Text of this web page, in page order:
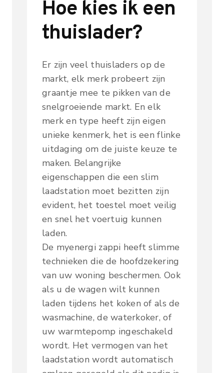
Hoe kies ik een
thuislader?
Er zijn veel thuisladers op de
markt, elk merk probeert zijn
graantje mee te pikken van de
snelgroeiende markt. En elk
merk en type heeft zijn eigen
unieke kenmerk, het is een flinke
uitdaging om de juiste keuze te
maken. Belangrijke
eigenschappen die een slim
laadstation moet bezitten zijn
evident, het toestel moet veilig
en snel het voertuig kunnen
laden.
De myenergi zappi heeft slimme
technieken die de hoofdzekering
van uw woning beschermen. Ook
als u de wagen wilt kunnen
laden tijdens het koken of als de
wasmachine, de waterkoker, of
uw warmtepomp ingeschakeld
wordt. Het vermogen van het
laadstation wordt automatisch